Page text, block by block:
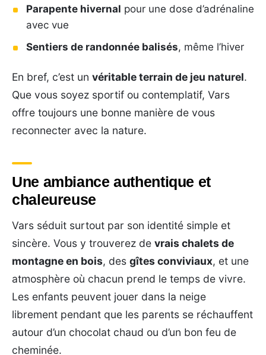
Parapente hivernal pour une dose d’adrénaline
avec vue
Sentiers de randonnée balisés, même l’hiver
En bref, c’est un véritable terrain de jeu naturel.
Que vous soyez sportif ou contemplatif, Vars
offre toujours une bonne manière de vous
reconnecter avec la nature.
Une ambiance authentique et
chaleureuse
Vars séduit surtout par son identité simple et
sincère. Vous y trouverez de vrais chalets de
montagne en bois, des gîtes conviviaux, et une
atmosphère où chacun prend le temps de vivre.
Les enfants peuvent jouer dans la neige
librement pendant que les parents se réchauffent
autour d’un chocolat chaud ou d’un bon feu de
cheminée.